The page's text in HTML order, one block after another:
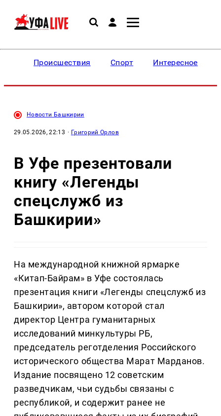
Происшествия Спорт Интересное
Новости Башкирии
29.05.2026, 22:13 · Григорий Орлов
В Уфе презентовали
книгу «Легенды
спецслужб из
Башкирии»
На международной книжной ярмарке
«Китап-Байрам» в Уфе состоялась
презентация книги «Легенды спецслужб из
Башкирии», автором которой стал
директор Центра гуманитарных
исследований минкультуры РБ,
председатель реготделения Российского
исторического общества Марат Марданов.
Издание посвящено 12 советским
разведчикам, чьи судьбы связаны с
республикой, и содержит ранее не